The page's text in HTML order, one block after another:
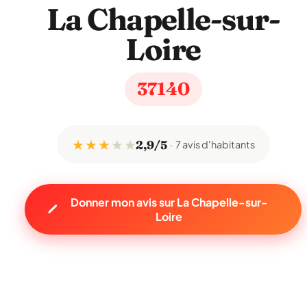
La Chapelle-sur-
Loire
37140
★ ★ ★★ ★2,9/5 7 avis d'habitants
Donner mon avis sur La Chapelle-sur-
Loire